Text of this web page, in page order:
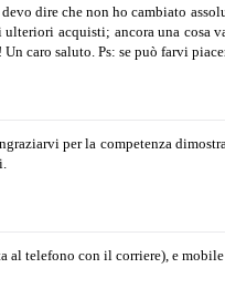
dire che non ho cambiato
acquisti; ancora una cosa
caro saluto. Ps: se può farvi
per la competenza
al telefono con il corriere), e